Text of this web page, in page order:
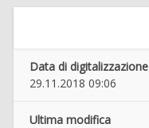
Data di digitalizzazione
29.11.2018 09:06
Ultima modifica